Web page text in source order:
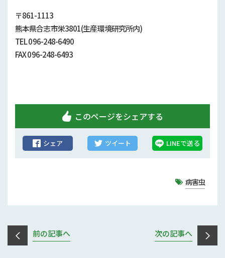
〒861-1113
熊本県合志市栄3801(生産環境研究所内)
TEL 096-248-6490
FAX 096-248-6493
このページをシェアする
シェア ツイート LINEで送る
病害虫
前の記事へ 次の記事へ
補助事業
試験研究
農業コンクール大会
農薬